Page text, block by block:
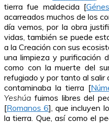
tierra fue maldecida [
acarreados muchos de los
día vemos, por la obra
vidas, también se puede
a la Creación con sus
una limpieza y purificación
como con la muerte del
refugiado y por tanto al salir
contaminaba la tierra [
Yeshúa fuimos libres del
[Romanos 6], que incluyen
la tierra. Que, así como el